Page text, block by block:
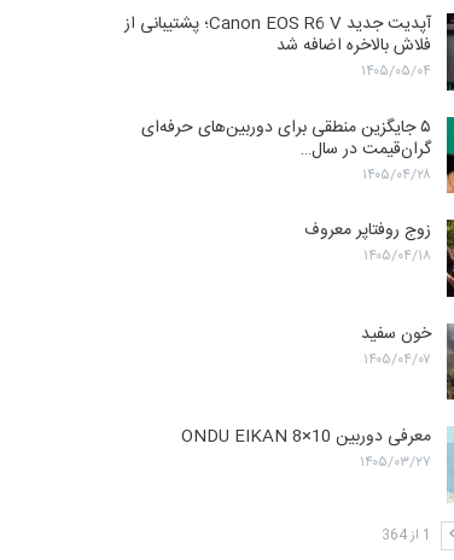
آپدیت جدید Canon EOS R6 V؛ پشتیبانی از
فلاش بالاخره اضافه شد
۱۴۰۵/۰۵/۰۴
۵ جایگزین منطقی برای دوربین‌های حرفه‌ای
گران‌قیمت در سال…
۱۴۰۵/۰۴/۲۸
زوج روفتاپر معروف
۱۴۰۵/۰۴/۱۸
خون سفید
۱۴۰۵/۰۴/۰۷
معرفی دوربین ONDU EIKAN 8×10
۱۴۰۵/۰۳/۲۷
1 از 364